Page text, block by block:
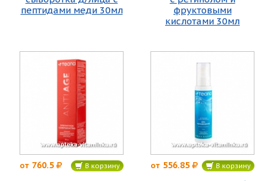
пептидами меди 30мл
фруктовыми
кислотами 30мл
от 760.5 В корзину от 556.85 В корзину